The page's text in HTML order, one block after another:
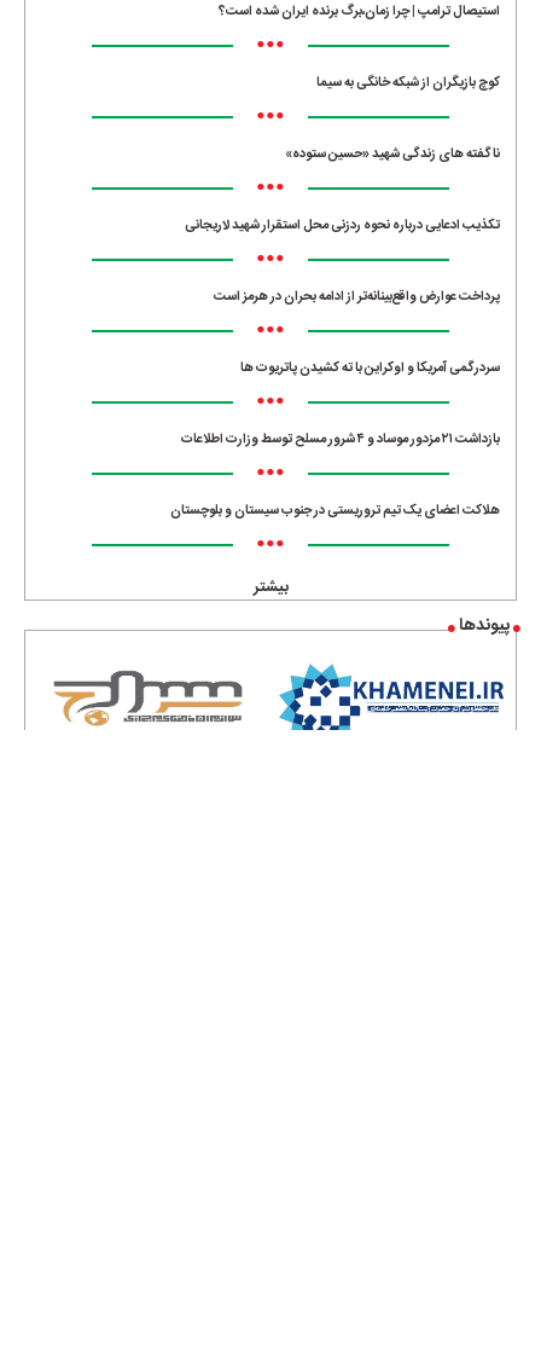
استیصال ترامپ | چرا زمان،برگ برنده ایران شده است؟
•••
کوچ بازیگران از شبکه خانگی به سیما
•••
ناگفته های زندگی شهید «حسین ستوده»
•••
تکذیب ادعایی درباره نحوه ردزنی محل استقرار شهید لاریجانی
•••
پرداخت عوارض واقع‌بینانه‌تر از ادامه بحران در هرمز است
•••
سردرگمی آمریکا و اوکراین با ته کشیدن پاتریوت ها
•••
بازداشت ۲۱ مزدور موساد و ۴ شرور مسلح توسط وزارت اطلاعات
•••
هلاکت اعضای یک تیم تروریستی در جنوب سیستان و بلوچستان
•••
بیشتر
پیوندها